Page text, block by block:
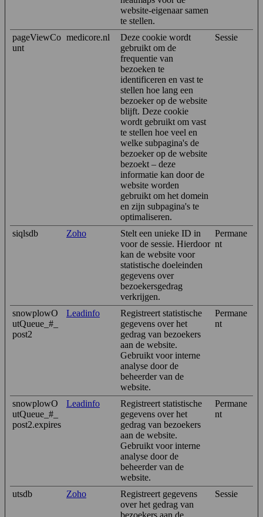
website-eigenaar samen
te stellen.
pageViewCo
unt
medicore.nl
Deze cookie wordt
gebruikt om de
frequentie van
bezoeken te
identificeren en vast te
stellen hoe lang een
bezoeker op de website
blijft. Deze cookie
wordt gebruikt om vast
te stellen hoe veel en
welke subpagina's de
bezoeker op de website
bezoekt – deze
informatie kan door de
website worden
gebruikt om het domein
en zijn subpagina's te
optimaliseren.
Sessie
siqlsdb Zoho
Stelt een unieke ID in
voor de sessie. Hierdoor
kan de website voor
statistische doeleinden
gegevens over
bezoekersgedrag
verkrijgen.
Permane
nt
snowplowO
utQueue_#_
post2
Leadinfo
Registreert statistische
gegevens over het
gedrag van bezoekers
aan de website.
Gebruikt voor interne
analyse door de
beheerder van de
website.
Permane
nt
snowplowO
utQueue_#_
post2.expires
Leadinfo
Registreert statistische
gegevens over het
gedrag van bezoekers
aan de website.
Gebruikt voor interne
analyse door de
beheerder van de
website.
Permane
nt
utsdb Zoho
Registreert gegevens
over het gedrag van
bezoekers aan de
Sessie